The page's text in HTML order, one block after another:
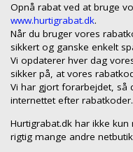
Opnå rabat ved at bruge
www.hurtigrabat.dk.
Når du bruger vores
sikkert og ganske enkelt
Vi opdaterer hver dag
sikker på, at vores
Vi har gjort forarbejdet, så
internettet efter rabatkoder.
Hurtigrabat.dk har ikke
rigtig mange andre